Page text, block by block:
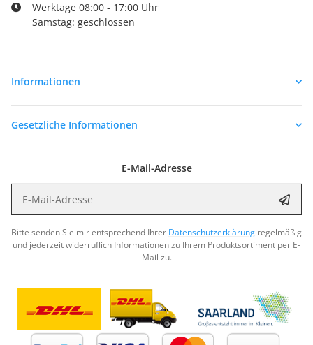
Werktage 08:00 - 17:00 Uhr
Samstag: geschlossen
Informationen
Gesetzliche Informationen
E-Mail-Adresse
Bitte senden Sie mir entsprechend Ihrer Datenschutzerklärung regelmäßig
und jederzeit widerruflich Informationen zu Ihrem Produktsortiment per E-
Mail zu.